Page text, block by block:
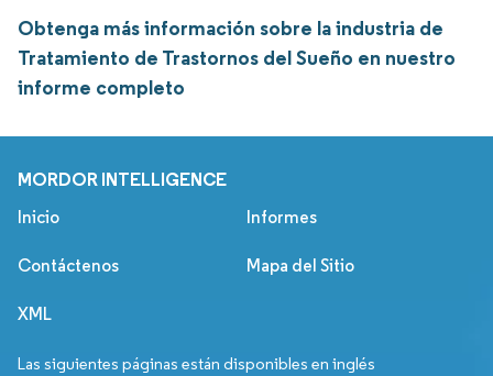
Obtenga más información sobre la industria de
Tratamiento de Trastornos del Sueño en nuestro
informe completo
MORDOR INTELLIGENCE
Inicio Informes
Contáctenos Mapa del Sitio
XML
Las siguientes páginas están disponibles en inglés